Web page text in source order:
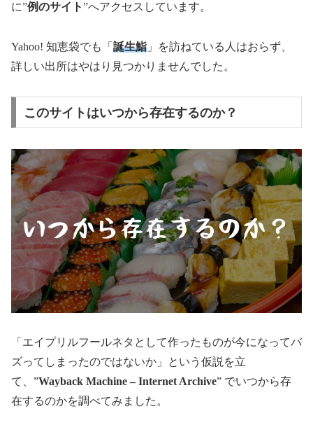
に”例のサイト”へアクセスしています。
Yahoo! 知恵袋でも「 誕生鮨 」を訪ねている人はおらず、
詳しい出所はやはり見つかりませんでした。
このサイトはいつから存在するのか？
「エイプリルフールネタとして作ったものが今になってバ
ズってしまったのではないか」という仮説を立
て、”Wayback Machine – Internet Archive” でいつから存
在するのかを調べてみました。